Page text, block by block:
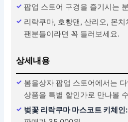
팝업 스토어 구경을 즐기시는
리락쿠마, 호빵맨, 산리오, 몬치
팬분들이라면 꼭 들러보세요.
상세내용
봄을상자 팝업 스토어에서는
상품을 특별 할인가로 만나볼
벚꽃 리락쿠마 마스코트 키체인: